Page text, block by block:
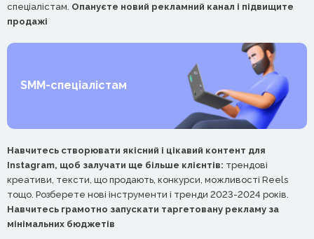
спеціалістам. Опануєте новий рекламний канал і підвищите
продажі
SMM-спеціалістам
Навчитесь створювати якісний і цікавий контент для
Instagram, щоб залучати ще більше клієнтів: трендові
креативи, тексти, що продають, конкурси, можливості Reels
тощо. Розберете нові інструменти і тренди 2023-2024 років.
Навчитесь грамотно запускати таргетовану рекламу за
мінімальних бюджетів